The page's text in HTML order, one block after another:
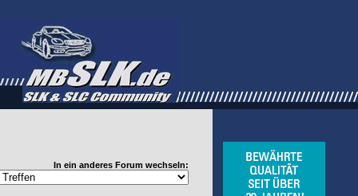
In ein anderes Forum wechseln: